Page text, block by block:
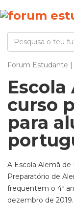
Forum Estudante
curso
para
A Escola Alemã de
Preparatório de
frequentem o 4º
dezembro de 2019.